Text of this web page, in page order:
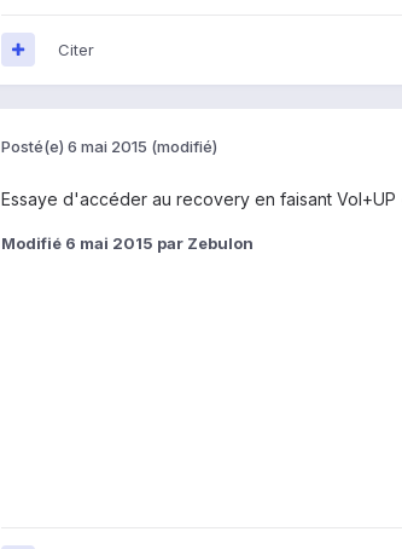
Citer
Posté(e) 6 mai 2015 (modifié)
Essaye d'accéder au recovery en faisant Vol+UP
Modifié 6 mai 2015 par Zebulon